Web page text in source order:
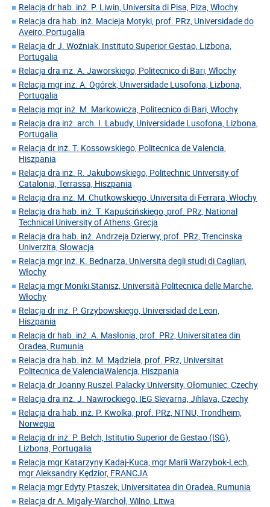
Relacja dr hab. inż. P. Liwin, Universita di Pisa, Piza, Włochy
Relacja dra hab. inż. Macieja Motyki, prof. PRz, Universidade do
Aveiro, Portugalia
Relacja dr J. Woźniak, Instituto Superior Gestao, Lizbona,
Portugalia
Relacja dra inż. A. Jaworskiego, Politecnico di Bari, Włochy
Relacja mgr inż. A. Ogórek, Universidade Lusofona, Lizbona,
Portugalia
Relacja mgr inż. M. Markowicza, Politecnico di Bari, Włochy
Relacja dra inż. arch. I. Labudy, Universidade Lusofona, Lizbona,
Portugalia
Relacja dr inż. T. Kossowskiego, Politecnica de Valencia,
Hiszpania
Relacja dra inż. R. Jakubowskiego, Politechnic University of
Catalonia, Terrassa, Hiszpania
Relacja dra inż. M. Chutkowskiego, Universita di Ferrara, Włochy
Relacja dra hab. inż. T. Kapuścińskiego, prof. PRz, National
Technical University of Athens, Grecja
Relacja dra hab. inż. Andrzeja Dzierwy, prof. PRz, Trencinska
Univerzita, Słowacja
Relacja mgr inż. K. Bednarza, Universita degli studi di Cagliari,
Włochy
Relacja mgr Moniki Stanisz, Università Politecnica delle Marche,
Włochy
Relacja dr inż. P. Grzybowskiego, Universidad de Leon,
Hiszpania
Relacja dr hab. inż. A. Masłonia, prof. PRz, Universitatea din
Oradea, Rumunia
Relacja dra hab. inż. M. Mądziela, prof. PRz, Universitat
Politecnica de ValenciaWalencja, Hiszpania
Relacja dr Joanny Ruszel, Palacky University, Ołomuniec, Czechy
Relacja dra inż. J. Nawrockiego, IEG Slevarna, Jihlava, Czechy
Relacja dra hab. inż. P. Kwolka, prof. PRz, NTNU, Trondheim,
Norwegia
Relacja dr inż. P. Bełch, Istitutio Superior de Gestao (ISG),
Lizbona, Portugalia
Relacja mgr Katarzyny Kadaj-Kuca, mgr Marii Warzybok-Lech,
mgr Aleksandry Kędzior, FRANCJA
Relacja mgr Edyty Ptaszek, Universitatea din Oradea, Rumunia
Relacja dr A. Migały-Warchoł, Wilno, Litwa